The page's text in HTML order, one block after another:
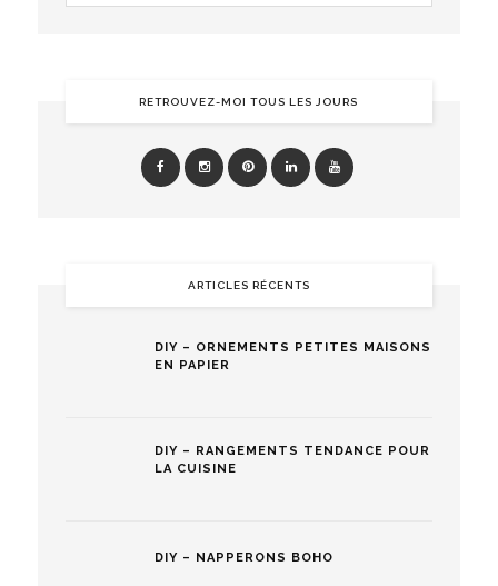
RETROUVEZ-MOI TOUS LES JOURS
ARTICLES RÉCENTS
DIY – ORNEMENTS PETITES MAISONS
EN PAPIER
DIY – RANGEMENTS TENDANCE POUR
LA CUISINE
DIY – NAPPERONS BOHO